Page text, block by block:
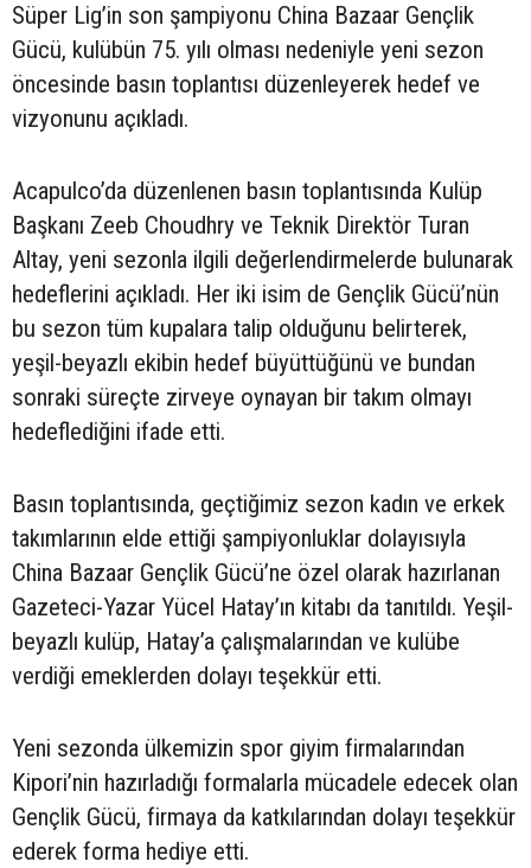
Süper Lig’in son şampiyonu China Bazaar Gençlik
Gücü, kulübün 75. yılı olması nedeniyle yeni sezon
öncesinde basın toplantısı düzenleyerek hedef ve
vizyonunu açıkladı.
Acapulco’da düzenlenen basın toplantısında Kulüp
Başkanı Zeeb Choudhry ve Teknik Direktör Turan
Altay, yeni sezonla ilgili değerlendirmelerde bulunarak
hedeflerini açıkladı. Her iki isim de Gençlik Gücü’nün
bu sezon tüm kupalara talip olduğunu belirterek,
yeşil-beyazlı ekibin hedef büyüttüğünü ve bundan
sonraki süreçte zirveye oynayan bir takım olmayı
hedeflediğini ifade etti.
Basın toplantısında, geçtiğimiz sezon kadın ve erkek
takımlarının elde ettiği şampiyonluklar dolayısıyla
China Bazaar Gençlik Gücü’ne özel olarak hazırlanan
Gazeteci-Yazar Yücel Hatay’ın kitabı da tanıtıldı. Yeşil-
beyazlı kulüp, Hatay’a çalışmalarından ve kulübe
verdiği emeklerden dolayı teşekkür etti.
Yeni sezonda ülkemizin spor giyim firmalarından
Kipori’nin hazırladığı formalarla mücadele edecek olan
Gençlik Gücü, firmaya da katkılarından dolayı teşekkür
ederek forma hediye etti.